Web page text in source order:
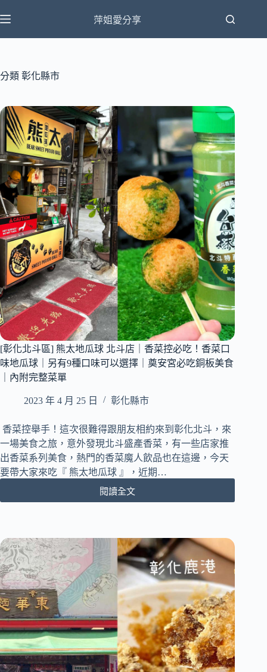
至
主
容
萍姐愛分享
分類 彰化縣市
[彰化北斗區] 熊太地瓜球 北斗店｜香菜控必吃！香菜口
味地瓜球｜另有9種口味可以選擇｜奠安宮必吃銅板美食
｜內附完整菜單
2023 年 4 月 25 日 彰化縣市
香菜控舉手！這次很難得跟朋友相約來到彰化北斗，來
一場美食之旅，意外發現北斗盛產香菜，有一些店家推
出香菜系列美食，熱門的香菜魔人飲品也在這邊，今天
要帶大家來吃『 熊太地瓜球 』，近期…
閱讀全文
[彰
區]
熊
太
地
瓜
北
斗
店
｜